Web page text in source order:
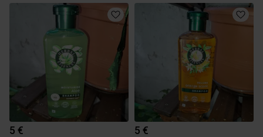
5 € 5 €